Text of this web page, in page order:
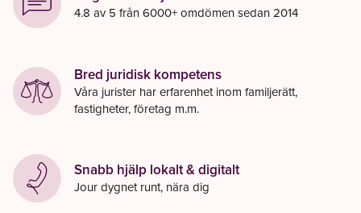
4.8 av 5 från 6000+ omdömen sedan 2014
Bred juridisk kompetens
Våra jurister har erfarenhet inom familjerätt,
fastigheter, företag m.m.
Snabb hjälp lokalt & digitalt
Jour dygnet runt, nära dig